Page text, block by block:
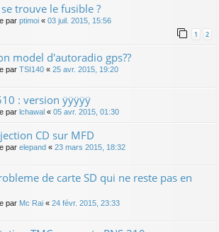
trouve le fusible ?
par ptimoi « 03 juil. 2015, 15:56
1 2
model d'autoradio gps??
par TSI140 « 25 avr. 2015, 19:20
: version ÿÿÿÿÿ
par lchawal « 05 avr. 2015, 01:30
CD sur MFD
par elepand « 23 mars 2015, 18:32
de carte SD qui ne reste pas en
par Mc Rai « 24 févr. 2015, 23:33